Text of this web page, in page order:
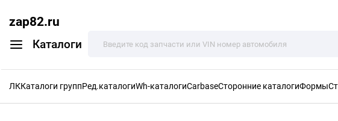
zap82.ru
Каталоги
ЛККаталоги группРед.каталогиWh-каталогиCarbaseСторонние каталогиФормы